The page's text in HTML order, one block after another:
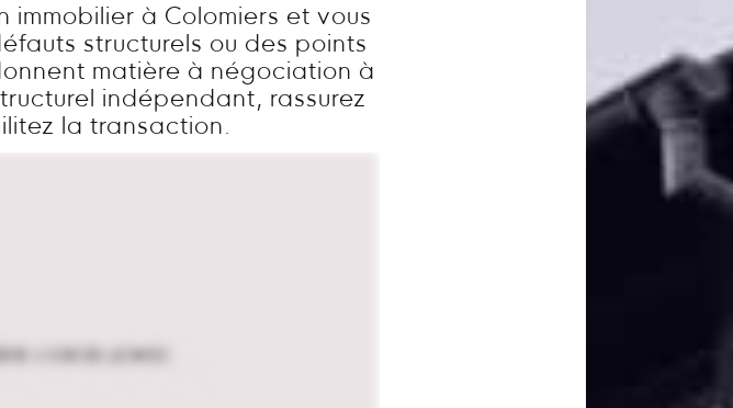
immobilier à Colomiers et vous
structurels ou des points
matière à négociation à
indépendant, rassurez
la transaction.